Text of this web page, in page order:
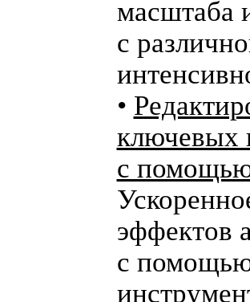
масштаба
с
•
ключевых
с
эффектов
с